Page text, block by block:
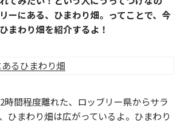
ーにある、ひまわり畑。ってことで、今
まわり畑を紹介するよ！
時間程度離れた、ロッブリー県からサラ
ひまわり畑は広がっているよ。ひまわり